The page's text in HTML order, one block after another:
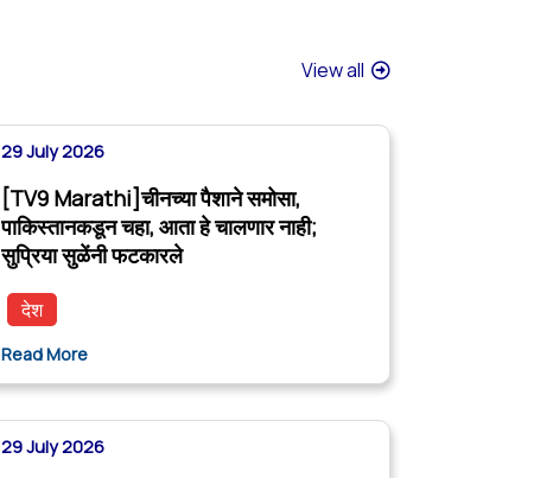
View all
29 July 2026
[TV9 Marathi]चीनच्या पैशाने समोसा,
पाकिस्तानकडून चहा, आता हे चालणार नाही;
सुप्रिया सुळेंनी फटकारले
देश
Read More
29 July 2026